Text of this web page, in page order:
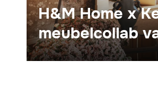
H&M Home x
meubelcollab